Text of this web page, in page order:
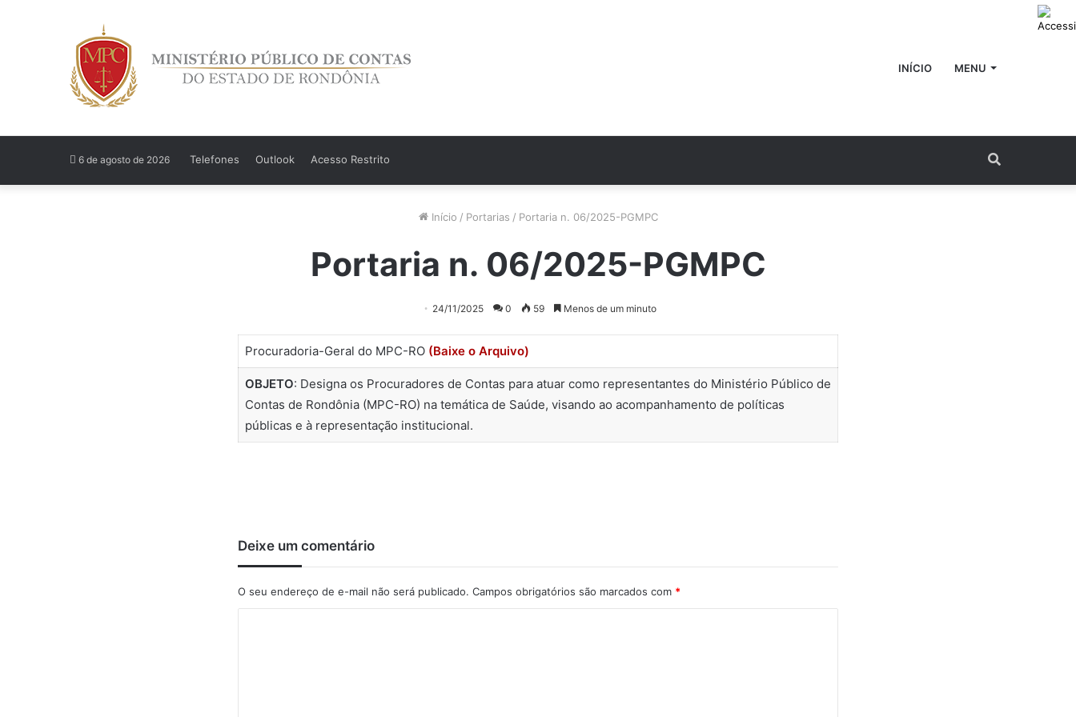
INÍCIO MENU
6 de agosto de 2026 Telefones Outlook Acesso Restrito
Início / Portarias / Portaria n. 06/2025-PGMPC
Portaria n. 06/2025-PGMPC
24/11/2025 0 59 Menos de um minuto
Procuradoria-Geral do MPC-RO (Baixe o Arquivo)
OBJETO: Designa os Procuradores de Contas para atuar como representantes do Ministério Público de
Contas de Rondônia (MPC-RO) na temática de Saúde, visando ao acompanhamento de políticas
públicas e à representação institucional.
Deixe um comentário
O seu endereço de e-mail não será publicado. Campos obrigatórios são marcados com *